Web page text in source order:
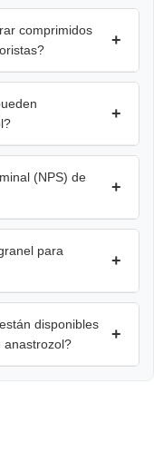
comprimidos
+
+
(NPS) de
+
para
+
disponibles
anastrozol?
+